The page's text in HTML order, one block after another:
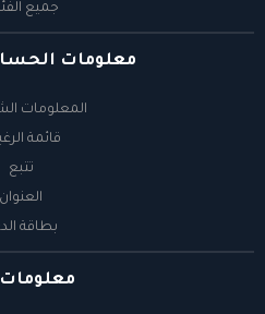
جميع
معلومات
المعلومات
قائمة
تتبع
العنوان
بطاقة
معلومات